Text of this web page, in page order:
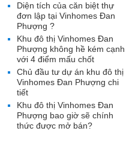
Diện tích của căn biệt thự
đơn lập tại Vinhomes Đan
Phượng ?
Khu đô thị Vinhomes Đan
Phượng không hề kém cạnh
với 4 điểm mấu chốt
Chủ đầu tư dự án khu đô thị
Vinhomes Đan Phượng chi
tiết
Khu đô thị Vinhomes Đan
Phượng bao giờ sẽ chính
thức được mở bán?